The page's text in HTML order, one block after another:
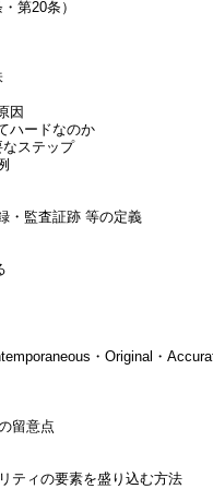
第20条）
因
ハードなのか
ステップ
・監査証跡 等の定義
・Original・
留意点
ティの要素を盛り込む方法